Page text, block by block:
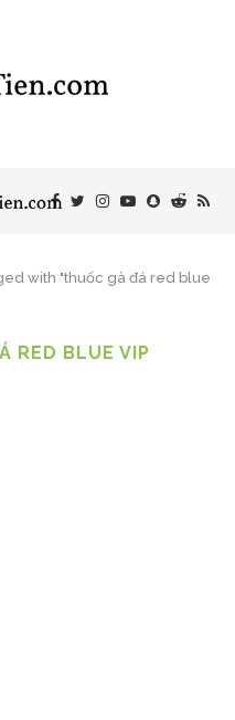
with "thuốc gà đá red blue
RED BLUE VIP